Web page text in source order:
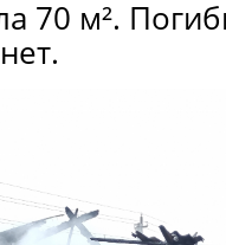
70 м².